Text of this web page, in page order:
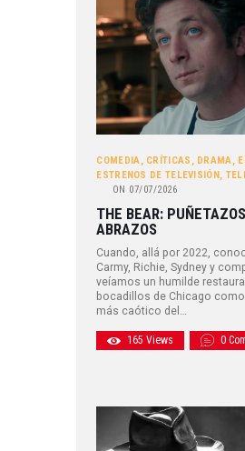
COMEDIA, CRÍTICAS , DRAMA,
ESTRENOS DE TELEVISIÓN,
ON 07/07/2026
THE BEAR:
ABRAZOS
Cuando, allá por 2022,
Carmy, Richie, Sydney y
veíamos un humilde
bocadillos de Chicago
más caótico del…
165 Views 0